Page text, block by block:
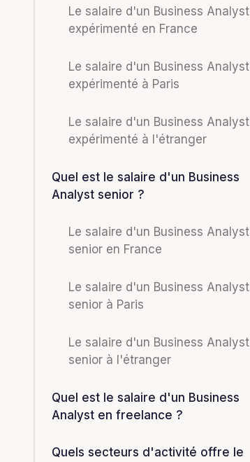
Le salaire d'un Business Analyst
expérimenté en France
Le salaire d'un Business Analyst
expérimenté à Paris
Le salaire d'un Business Analyst
expérimenté à l'étranger
Quel est le salaire d'un Business
Analyst senior ?
Le salaire d'un Business Analyst
senior en France
Le salaire d'un Business Analyst
senior à Paris
Le salaire d'un Business Analyst
senior à l'étranger
Quel est le salaire d'un Business
Analyst en freelance ?
Quels secteurs d'activité offre le